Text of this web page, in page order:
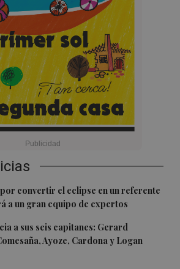
convertir el eclipse en un referente
a un gran equipo de expertos
a sus seis capitanes: Gerard
Ayoze, Cardona y Logan